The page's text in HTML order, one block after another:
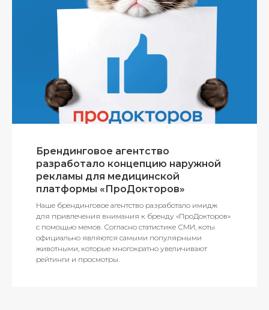
Брендинговое агентство
разработало концепцию наружной
рекламы для медицинской
платформы «ПроДокторов»
Наше брендинговое агентство разработало имидж
для привлечения внимания к бренду «ПроДокторов»
с помощью мемов. Согласно статистике СМИ, коты
официально являются самыми популярными
животными, которые многократно увеличивают
рейтинги и просмотры.